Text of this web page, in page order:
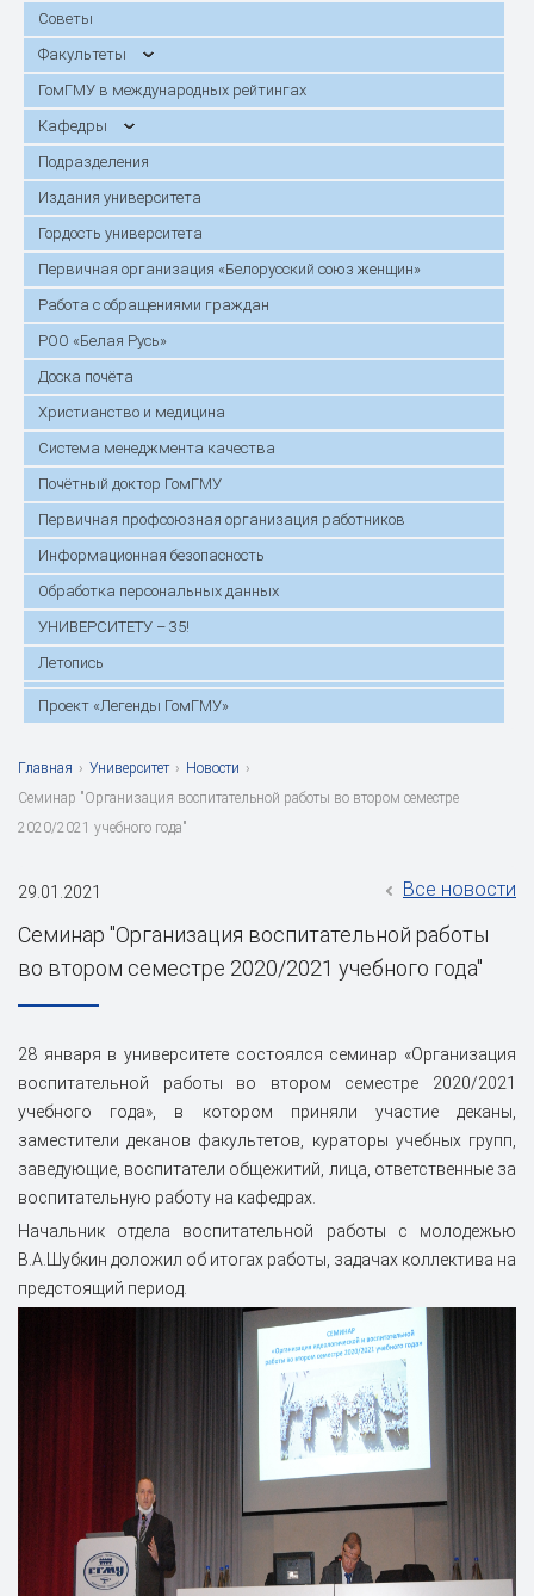
Советы
Факультеты
ГомГМУ в международных рейтингах
Кафедры
Подразделения
Издания университета
Гордость университета
Первичная организация «Белорусский союз женщин»
Работа с обращениями граждан
РОО «Белая Русь»
Доска почёта
Христианство и медицина
Система менеджмента качества
Почётный доктор ГомГМУ
Первичная профсоюзная организация работников
Информационная безопасность
Обработка персональных данных
УНИВЕРСИТЕТУ – 35!
Летопись
Проект «Легенды ГомГМУ»
Главная › Университет › Новости ›
Семинар "Организация воспитательной работы во втором семестре
2020/2021 учебного года"
29.01.2021 Все новости
Семинар "Организация воспитательной работы
во втором семестре 2020/2021 учебного года"
28 января в университете состоялся семинар «Организация
воспитательной работы во втором семестре 2020/2021
учебного года», в котором приняли участие деканы,
заместители деканов факультетов, кураторы учебных групп,
заведующие, воспитатели общежитий, лица, ответственные за
воспитательную работу на кафедрах.
Начальник отдела воспитательной работы с молодежью
В.А.Шубкин доложил об итогах работы, задачах коллектива на
предстоящий период.